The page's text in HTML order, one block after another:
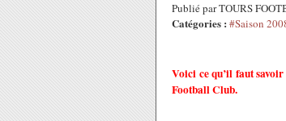
Publié par TOURS
Catégories : #Saison
Voici ce qu’il faut
Football Club.